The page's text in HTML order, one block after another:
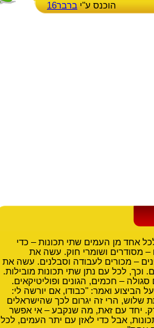
הוכנס ע"י ברבר16
אחד מן העמים שתי תכונות – כדי
מסודרים ושומרי חוק. עשה את
– מכורים לעבודה וסבלנים. עשה את
וכך, לכל עם נתן שתי תכונות מובילות.
– חכמים, הגונים ופוליטיקאים.
הביצוע ואמר: "כבודו, אם יורשה לי:
שלוש, הרי זה יגרום לכך שהישראלים
יחד עם זאת, מה שנקבע – אי אפשר
אבל כדי לאזן עם יתר העמים, לכל